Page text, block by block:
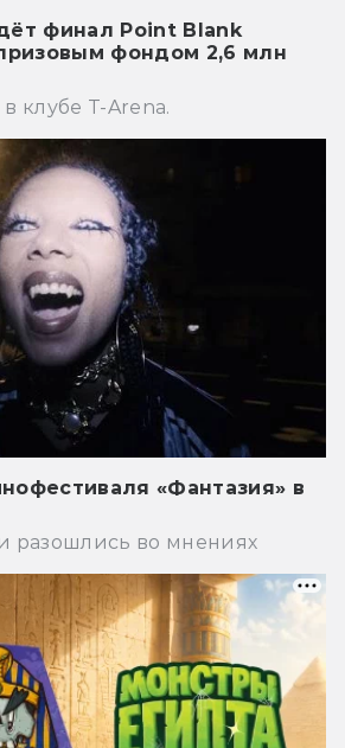
финал Point Blank
фондом 2,6 млн
клубе T-Arena.
«Фантазия» в
разошлись во мнениях